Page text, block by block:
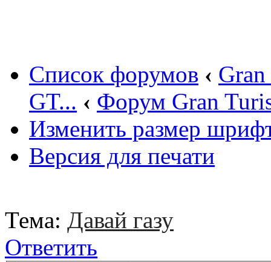
Список форумов ‹
GT... ‹ Форум Gran
Изменить размер
Версия для печати
Тема: Давай газу
Ответить